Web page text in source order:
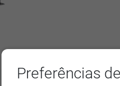
Preferências